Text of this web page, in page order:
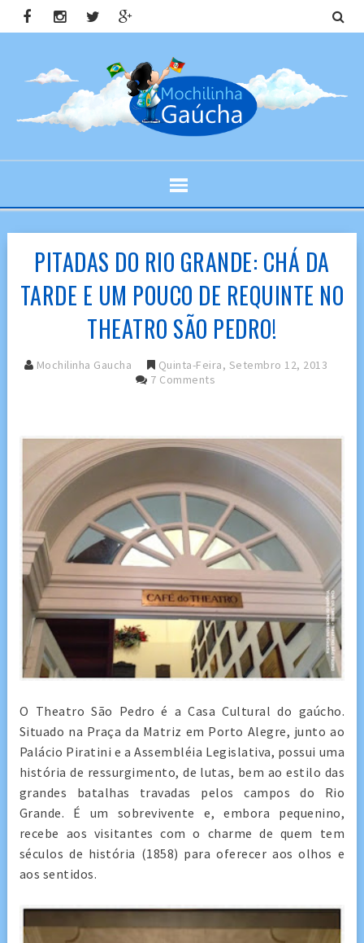
PITADAS DO RIO GRANDE: CHÁ DA
TARDE E UM POUCO DE REQUINTE NO
THEATRO SÃO PEDRO!
Mochilinha Gaucha
Quinta-Feira, Setembro 12, 2013
7 Comments
O Theatro São Pedro é a Casa Cultural do gaúcho.
Situado na Praça da Matriz em Porto Alegre, junto ao
Palácio Piratini e a Assembléia Legislativa, possui uma
história de ressurgimento, de lutas, bem ao estilo das
grandes batalhas travadas pelos campos do Rio
Grande. É um sobrevivente e, embora pequenino,
recebe aos visitantes com o charme de quem tem
séculos de história (1858) para oferecer aos olhos e
aos sentidos.